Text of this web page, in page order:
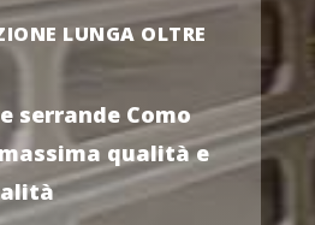
LUNGA OLTRE
serrande Como
qualità e